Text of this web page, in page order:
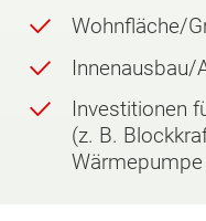
Wohnfläche/
Investitionen
(z. B.